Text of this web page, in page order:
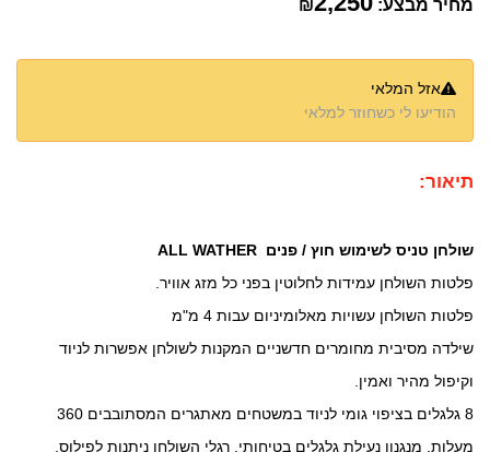
מחיר מבצע: ₪
אזל המלאי
הודיעו לי כשחוזר למלאי
תיאור:
שולחן טניס לשימוש חוץ / פנים ALL WATHER
פלטות השולחן עמידות לחלוטין בפני כל מזג אוויר.
פלטות השולחן עשויות מאלומיניום עבות 4 מ"מ
שילדה מסיבית מחומרים חדשניים המקנות לשולחן אפשרות לניוד
וקיפול מהיר ואמין.
8 גלגלים בציפוי גומי לניוד במשטחים מאתגרים המסתובבים 360
מעלות, מנגנון נעילת גלגלים בטיחותי, רגלי השולחן ניתנות לפילוס.